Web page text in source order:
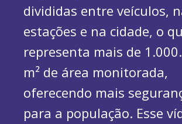
divididas entre veículos,
estações e na cidade, o
representa mais de
m² de área monitorada,
oferecendo mais
para a população. Esse